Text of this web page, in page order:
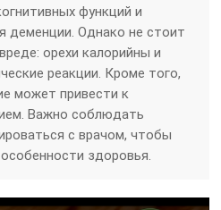
функций и
деменции. Однако не стоит
орехи калорийны и
реакции. Кроме того,
может привести к
Важно соблюдать
с врачом, чтобы
здоровья.